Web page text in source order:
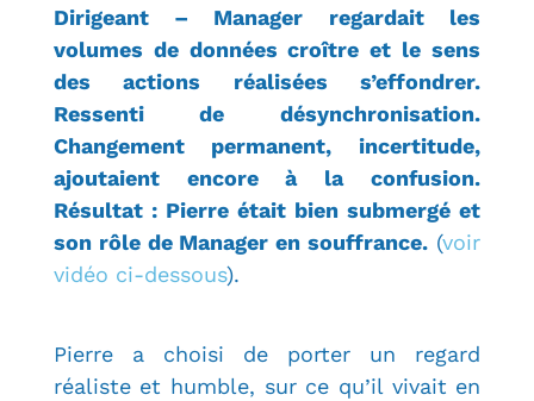
Dirigeant – Manager regardait les
volumes de données croître et le sens
des actions réalisées s’effondrer.
Ressenti de désynchronisation.
Changement permanent, incertitude,
ajoutaient encore à la confusion.
Résultat : Pierre était bien submergé et
son rôle de Manager en souffrance. (voir
vidéo ci-dessous).
Pierre a choisi de porter un regard
réaliste et humble, sur ce qu’il vivait en